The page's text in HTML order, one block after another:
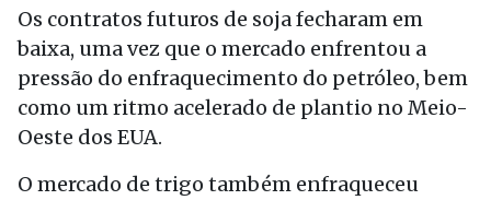
Os contratos futuros de soja fecharam em
baixa, uma vez que o mercado enfrentou a
pressão do enfraquecimento do petróleo, bem
como um ritmo acelerado de plantio no Meio-
Oeste dos EUA.
O mercado de trigo também enfraqueceu